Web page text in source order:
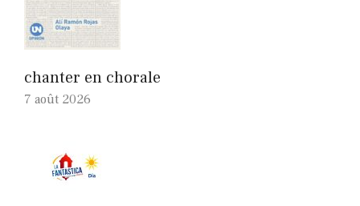
chanter en chorale
7 août 2026